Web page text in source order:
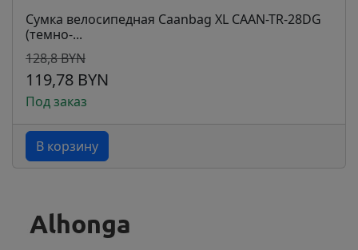
Сумка велосипедная Caanbag XL CAAN-TR-28DG
(темно-...
128,8 BYN
119,78 BYN
Под заказ
В корзину